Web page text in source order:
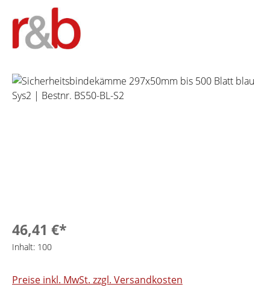
Bildergalerie überspringen
46,41 €*
Inhalt: 100
Preise inkl. MwSt. zzgl. Versandkosten